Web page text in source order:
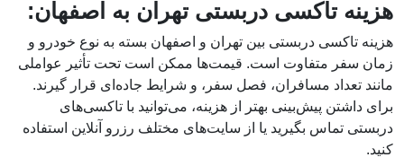
هزینه تاکسی دربستی تهران به اصفهان:
هزینه تاکسی دربستی بین تهران و اصفهان بسته به نوع خودرو و
زمان سفر متفاوت است. قیمت‌ها ممکن است تحت تأثیر عواملی
مانند تعداد مسافران، فصل سفر، و شرایط جاده‌ای قرار گیرند.
برای داشتن پیش‌بینی بهتر از هزینه، می‌توانید با تاکسی‌های
دربستی تماس بگیرید یا از سایت‌های مختلف رزرو آنلاین استفاده
کنید.